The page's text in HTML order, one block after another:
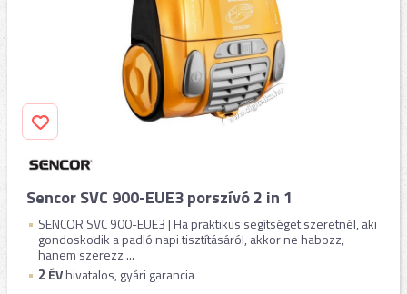
Sencor SVC 900-EUE3 porszívó 2 in 1
SENCOR SVC 900-EUE3 | Ha praktikus segítséget szeretnél, aki
gondoskodik a padló napi tisztításáról, akkor ne habozz,
hanem szerezz ...
2 ÉVhivatalos, gyári garancia